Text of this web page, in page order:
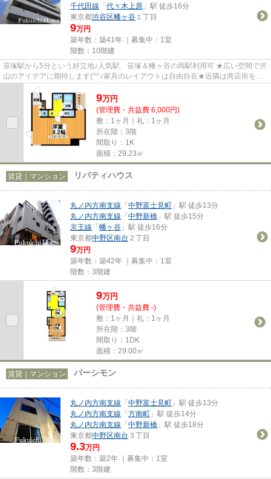
千代田線 「代々木上原 」駅 徒歩16分
東京都渋谷区幡ヶ谷 １丁目
9万円
築年数：築41年 ｜募集中： 1室
階数：10階建
笹塚駅から5分という好立地♪人気駅、笹塚＆幡ヶ谷の両駅利用可 ★広い空間で沢
山のアイデアに期待します(^^♪家具のレイアウトは自由自在★近隣は商店街を始
めスーパー・コンビニも近く住...
9万円
(管理費・共益費 6,000円)
敷：1ヶ月｜礼：1ヶ月
所在階：3階
間取り：1K
面積：29.23㎡
賃貸｜マンション リバティハウス
丸ノ内方南支線 「中野富士見町 」駅 徒歩13分
丸ノ内方南支線 「中野新橋 」駅 徒歩15分
京王線 「幡ヶ谷 」駅 徒歩16分
東京都中野区南台 ２丁目
9万円
築年数：築42年 ｜募集中： 1室
階数：3階建
9万円
(管理費・共益費 -)
敷：1ヶ月｜礼：1ヶ月
所在階：3階
間取り：1DK
面積：29.00㎡
賃貸｜マンション パーシモン
丸ノ内方南支線 「中野富士見町 」駅 徒歩13分
丸ノ内方南支線 「方南町 」駅 徒歩14分
丸ノ内方南支線 「中野新橋 」駅 徒歩18分
東京都中野区南台 ３丁目
9.3万円
築年数：築2年 ｜募集中： 1室
階数：3階建